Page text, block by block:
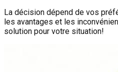
La décision dépend de vos
les avantages et les
solution pour votre situation!